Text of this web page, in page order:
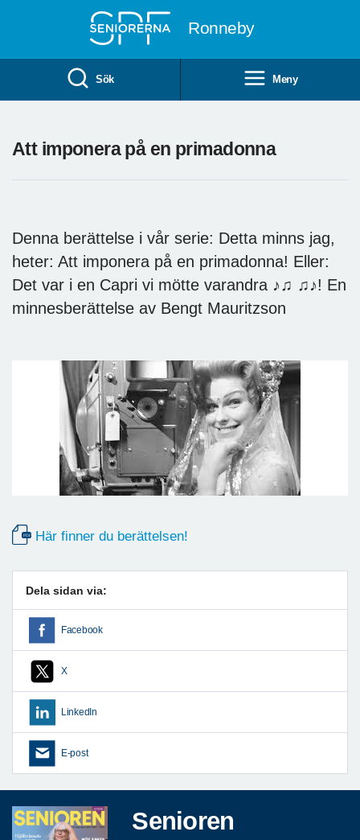
Ronneby
Sök Meny
Att imponera på en primadonna
Denna berättelse i vår serie: Detta minns jag,
heter: Att imponera på en primadonna! Eller:
Det var i en Capri vi mötte varandra ♪♫ ♫♪! En
minnesberättelse av Bengt Mauritzson
Här finner du berättelsen!
Dela sidan via:
Facebook
X
LinkedIn
E-post
Senioren